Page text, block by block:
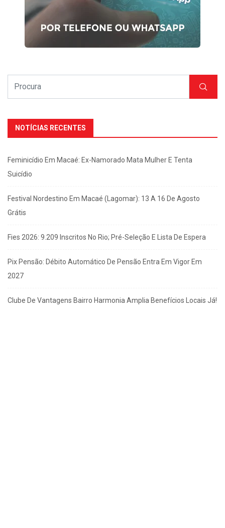
NOTÍCIAS RECENTES
Feminicídio Em Macaé: Ex-Namorado Mata Mulher E Tenta
Suicídio
Festival Nordestino Em Macaé (Lagomar): 13 A 16 De Agosto
Grátis
Fies 2026: 9.209 Inscritos No Rio; Pré-Seleção E Lista De Espera
Pix Pensão: Débito Automático De Pensão Entra Em Vigor Em
2027
Clube De Vantagens Bairro Harmonia Amplia Benefícios Locais Já!